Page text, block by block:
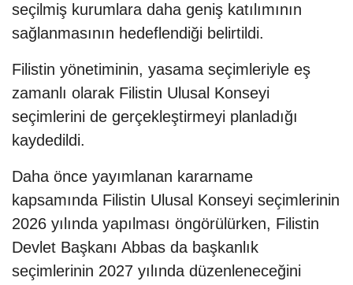
seçilmiş kurumlara daha geniş katılımının
sağlanmasının hedeflendiği belirtildi.
Filistin yönetiminin, yasama seçimleriyle eş
zamanlı olarak Filistin Ulusal Konseyi
seçimlerini de gerçekleştirmeyi planladığı
kaydedildi.
Daha önce yayımlanan kararname
kapsamında Filistin Ulusal Konseyi seçimlerinin
2026 yılında yapılması öngörülürken, Filistin
Devlet Başkanı Abbas da başkanlık
seçimlerinin 2027 yılında düzenleneceğini